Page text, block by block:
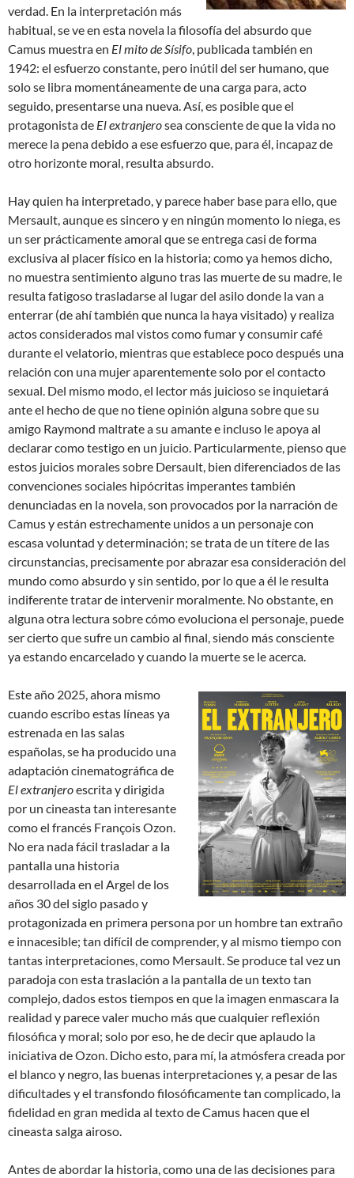
verdad. En la interpretación más
habitual, se ve en esta novela la filosofía del absurdo que
Camus muestra en El mito de Sísifo, publicada también en
1942: el esfuerzo constante, pero inútil del ser humano, que
solo se libra momentáneamente de una carga para, acto
seguido, presentarse una nueva. Así, es posible que el
protagonista de El extranjerosea consciente de que la vida no
merece la pena debido a ese esfuerzo que, para él, incapaz de
otro horizonte moral, resulta absurdo.
Hay quien ha interpretado, y parece haber base para ello, que
Mersault, aunque es sincero y en ningún momento lo niega, es
un ser prácticamente amoral que se entrega casi de forma
exclusiva al placer físico en la historia; como ya hemos dicho,
no muestra sentimiento alguno tras las muerte de su madre, le
resulta fatigoso trasladarse al lugar del asilo donde la van a
enterrar (de ahí también que nunca la haya visitado) y realiza
actos considerados mal vistos como fumar y consumir café
durante el velatorio, mientras que establece poco después una
relación con una mujer aparentemente solo por el contacto
sexual. Del mismo modo, el lector más juicioso se inquietará
ante el hecho de que no tiene opinión alguna sobre que su
amigo Raymond maltrate a su amante e incluso le apoya al
declarar como testigo en un juicio. Particularmente, pienso que
estos juicios morales sobre Dersault, bien diferenciados de las
convenciones sociales hipócritas imperantes también
denunciadas en la novela, son provocados por la narración de
Camus y están estrechamente unidos a un personaje con
escasa voluntad y determinación; se trata de un títere de las
circunstancias, precisamente por abrazar esa consideración del
mundo como absurdo y sin sentido, por lo que a él le resulta
indiferente tratar de intervenir moralmente. No obstante, en
alguna otra lectura sobre cómo evoluciona el personaje, puede
ser cierto que sufre un cambio al final, siendo más consciente
ya estando encarcelado y cuando la muerte se le acerca.
Este año 2025, ahora mismo
cuando escribo estas líneas ya
estrenada en las salas
españolas, se ha producido una
adaptación cinematográfica de
El extranjeroescrita y dirigida
por un cineasta tan interesante
como el francés François Ozon.
No era nada fácil trasladar a la
pantalla una historia
desarrollada en el Argel de los
años 30 del siglo pasado y
protagonizada en primera persona por un hombre tan extraño
e innacesible; tan difícil de comprender, y al mismo tiempo con
tantas interpretaciones, como Mersault. Se produce tal vez un
paradoja con esta traslación a la pantalla de un texto tan
complejo, dados estos tiempos en que la imagen enmascara la
realidad y parece valer mucho más que cualquier reflexión
filosófica y moral; solo por eso, he de decir que aplaudo la
iniciativa de Ozon. Dicho esto, para mí, la atmósfera creada por
el blanco y negro, las buenas interpretaciones y, a pesar de las
dificultades y el transfondo filosóficamente tan complicado, la
fidelidad en gran medida al texto de Camus hacen que el
cineasta salga airoso.
Antes de abordar la historia, como una de las decisiones para